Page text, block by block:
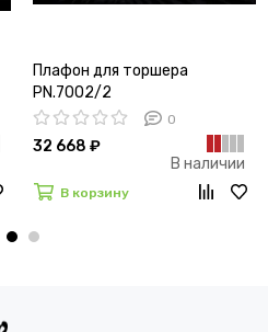
Плафон для торшера
PN.7002/2
0
32 668 ₽
В наличии
В корзину